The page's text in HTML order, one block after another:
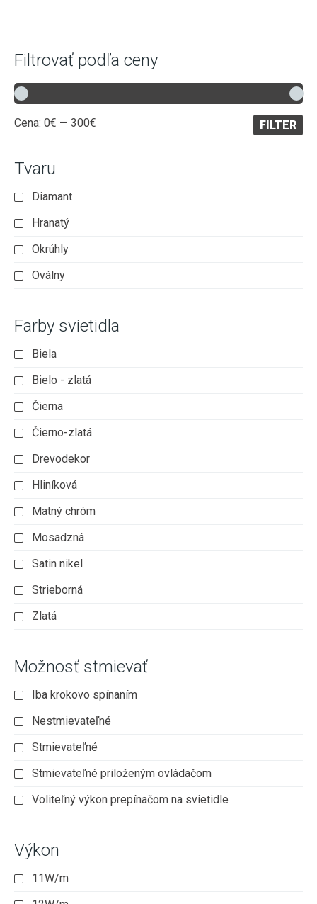
Filtrovať podľa ceny
Minimálna
Maximálna
FILTER
Cena: 0€ — 300€
Tvaru
Diamant
Hranatý
Okrúhly
Oválny
Farby svietidla
Biela
Bielo - zlatá
Čierna
Čierno-zlatá
Drevodekor
Hliníková
Matný chróm
Mosadzná
Satin nikel
Strieborná
Zlatá
Možnosť stmievať
Iba krokovo spínaním
Nestmievateľné
Stmievateľné
Stmievateľné priloženým ovládačom
Voliteľný výkon prepínačom na svietidle
Výkon
11W/m